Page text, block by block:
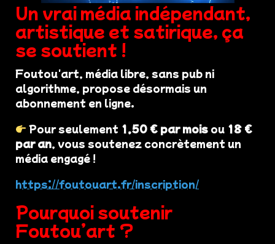
Un vrai média indépendant,
artistique et satirique, ça
se soutient !
Foutou'art, média libre, sans pub ni
algorithme, propose désormais un
abonnement en ligne.
Pour seulement 1,50 € par mois ou 18 €
par an, vous soutenez concrètement un
média engagé !
https://foutouart.fr/inscription/
Pourquoi soutenir
Foutou’art ?